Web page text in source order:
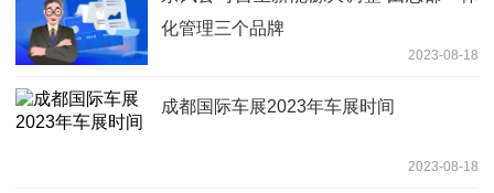
化管理三个品牌
2023-08-18
成都国际车展2023年车展时间
2023-08-18